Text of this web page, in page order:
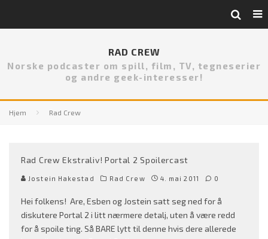
RAD CREW
Norske podcaster om spill, film, TV, tegneserier
og andre geek-interesser!
Hjem Rad Crew
Rad Crew Ekstraliv! Portal 2 Spoilercast
Jostein Hakestad Rad Crew 4. mai 2011 0
Hei folkens! Are, Esben og Jostein satt seg ned for å
diskutere Portal 2 i litt nærmere detalj, uten å være redd
for å spoile ting. Så BARE lytt til denne hvis dere allerede